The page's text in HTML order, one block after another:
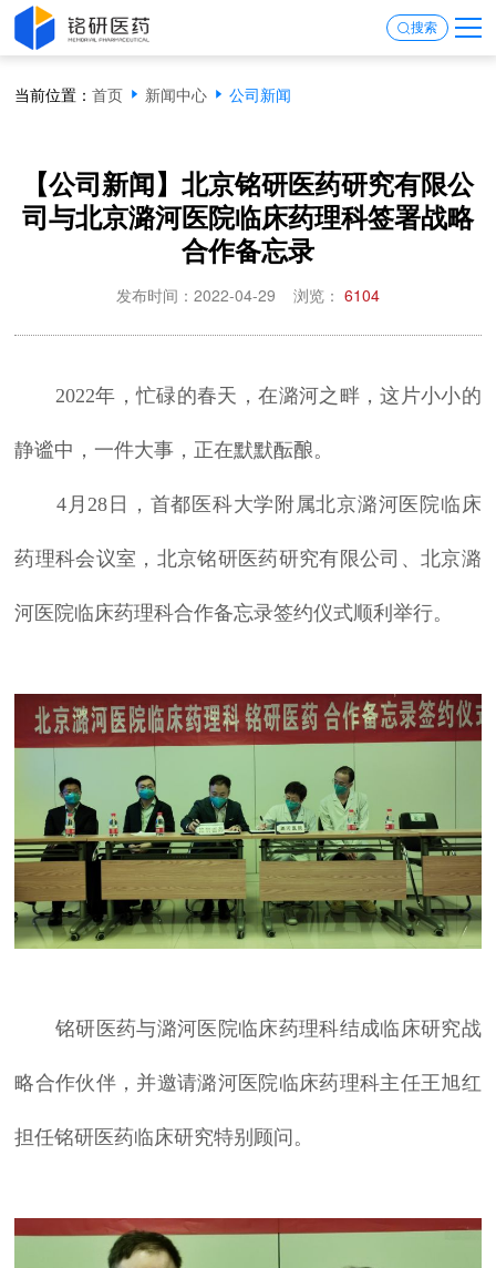
搜索
当前位置：首页 新闻中心 公司新闻
【公司新闻】北京铭研医药研究有限公
司与北京潞河医院临床药理科签署战略
合作备忘录
发布时间：2022-04-29 浏览： 6104
2022年，忙碌的春天，在潞河之畔，这片小小的
静谧中，一件大事，正在默默酝酿。
4月28日，首都医科大学附属北京潞河医院临床
药理科会议室，北京铭研医药研究有限公司、北京潞
河医院临床药理科合作备忘录签约仪式顺利举行。
铭研医药与潞河医院临床药理科结成临床研究战
略合作伙伴，并邀请潞河医院临床药理科主任王旭红
担任铭研医药临床研究特别顾问。